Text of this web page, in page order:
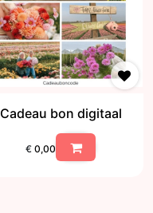
Cadeau bon digitaal
€0,00